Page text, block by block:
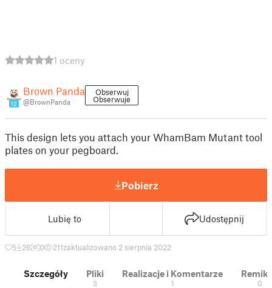
1 oceny
12
Brown Panda
@BrownPanda
Obserwuj
Obserwuje
This design lets you attach your WhamBam Mutant tool
plates on your pegboard.
Pobierz
Lubię to Udostępnij
5 26 0 211zaktualizowano 2 sierpnia 2022
Szczegóły Pliki
3
Realizacje i Komentarze
1 0